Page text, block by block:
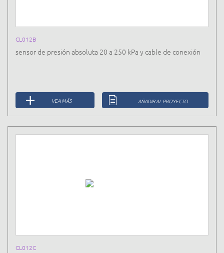
CL012B
sensor de presión absoluta 20 a 250 kPa y cable de conexión
VEA MÁS AÑADIR AL PROYECTO
CL012C